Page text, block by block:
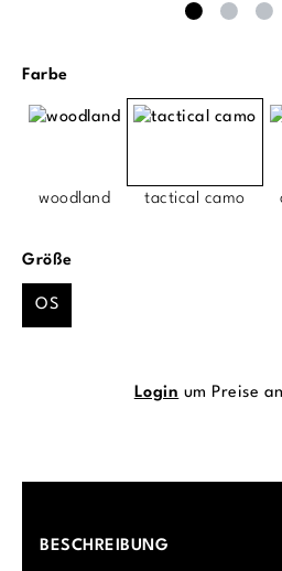
Farbeauswählen
woodland tactical camo
Größeauswählen
OS
Login um Preise
BESCHREIBUNG